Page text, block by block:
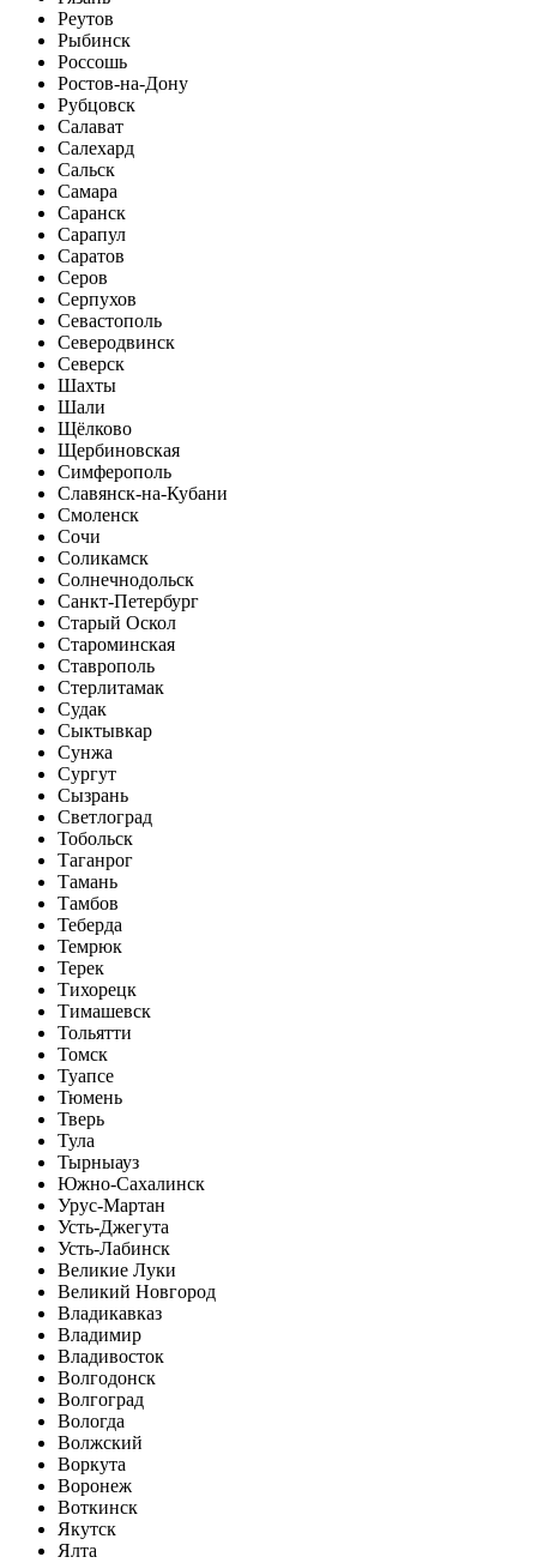
Реутов
Рыбинск
Россошь
Ростов-на-Дону
Рубцовск
Салават
Салехард
Сальск
Самара
Саранск
Сарапул
Саратов
Серов
Серпухов
Севастополь
Северодвинск
Северск
Шахты
Шали
Щёлково
Щербиновская
Симферополь
Славянск-на-Кубани
Смоленск
Сочи
Соликамск
Солнечнодольск
Санкт-Петербург
Старый Оскол
Староминская
Ставрополь
Стерлитамак
Судак
Сыктывкар
Сунжа
Сургут
Сызрань
Светлоград
Тобольск
Таганрог
Тамань
Тамбов
Теберда
Темрюк
Терек
Тихорецк
Тимашевск
Тольятти
Томск
Туапсе
Тюмень
Тверь
Тула
Тырныауз
Южно-Сахалинск
Урус-Мартан
Усть-Джегута
Усть-Лабинск
Великие Луки
Великий Новгород
Владикавказ
Владимир
Владивосток
Волгодонск
Волгоград
Вологда
Волжский
Воркута
Воронеж
Воткинск
Якутск
Ялта